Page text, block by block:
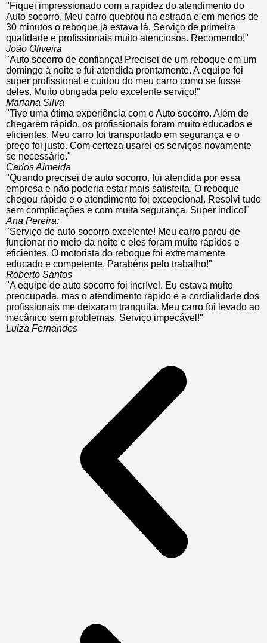
"Fiquei impressionado com a rapidez do atendimento do
Auto socorro. Meu carro quebrou na estrada e em menos de
30 minutos o reboque já estava lá. Serviço de primeira
qualidade e profissionais muito atenciosos. Recomendo!"
João Oliveira
"Auto socorro de confiança! Precisei de um reboque em um
domingo à noite e fui atendida prontamente. A equipe foi
super profissional e cuidou do meu carro como se fosse
deles. Muito obrigada pelo excelente serviço!"
Mariana Silva
"Tive uma ótima experiência com o Auto socorro. Além de
chegarem rápido, os profissionais foram muito educados e
eficientes. Meu carro foi transportado em segurança e o
preço foi justo. Com certeza usarei os serviços novamente
se necessário."
Carlos Almeida
"Quando precisei de auto socorro, fui atendida por essa
empresa e não poderia estar mais satisfeita. O reboque
chegou rápido e o atendimento foi excepcional. Resolvi tudo
sem complicações e com muita segurança. Super indico!"
Ana Pereira:
"Serviço de auto socorro excelente! Meu carro parou de
funcionar no meio da noite e eles foram muito rápidos e
eficientes. O motorista do reboque foi extremamente
educado e competente. Parabéns pelo trabalho!"
Roberto Santos
"A equipe de auto socorro foi incrível. Eu estava muito
preocupada, mas o atendimento rápido e a cordialidade dos
profissionais me deixaram tranquila. Meu carro foi levado ao
mecânico sem problemas. Serviço impecável!"
Luiza Fernandes